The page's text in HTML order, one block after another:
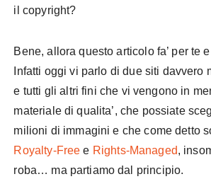
il copyright?
Bene, allora questo articolo fa’ per te
Infatti oggi vi parlo di due siti davvero
e tutti gli altri fini che vi vengono in
materiale di qualita’, che possiate
milioni di immagini e che come detto
Royalty-Free e Rights-Managed,
roba… ma partiamo dal principio.